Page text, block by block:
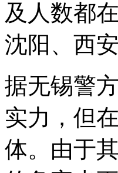
及人数都
沈阳、西
据无锡警
实力，但
体。由于